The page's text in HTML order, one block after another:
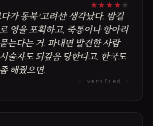
★★ ★ ★★
가 동북 '고려선' 생각났다. 밤길
영을 포획하고, 죽통이나 항아리
는다는 거. 파내면 발견한 사람
술자도 되갚음 당한다고. 한국도
해줬으면.
· verified ·